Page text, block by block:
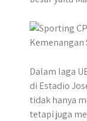
p
o
k
g
e
r
Dalam laga
di Estadio
tidak hanya
tetapi juga